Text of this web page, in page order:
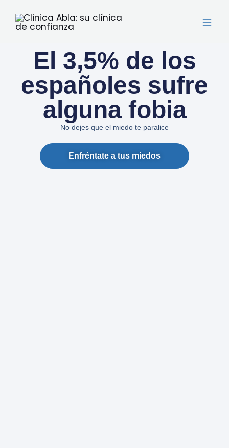
El 3,5% de los
españoles sufre
alguna fobia
No dejes que el miedo te paralice
Enfréntate a tus miedos